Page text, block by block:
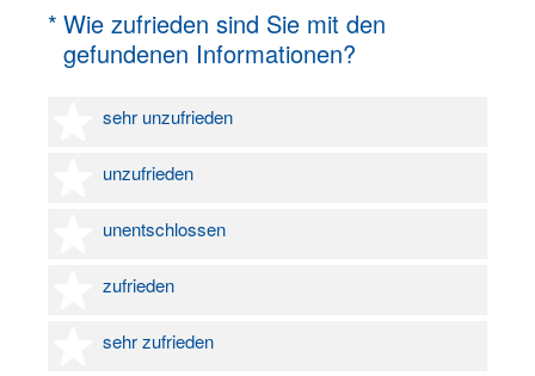
* Wie zufrieden sind Sie mit den
gefundenen Informationen?
(Erforderlich.)
sehr unzufrieden
1 Stern
unzufrieden
2 Sterne
unentschlossen
3 Sterne
zufrieden
4 Sterne
sehr zufrieden
5 Sterne